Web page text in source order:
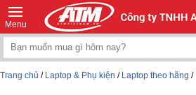
Menu
Trang chủ / Laptop & Phụ kiện / Laptop theo hãng /